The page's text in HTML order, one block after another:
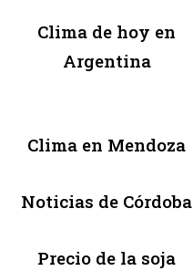
Clima de hoy en
Argentina
Clima en Mendoza
Noticias de Córdoba
Precio de la soja